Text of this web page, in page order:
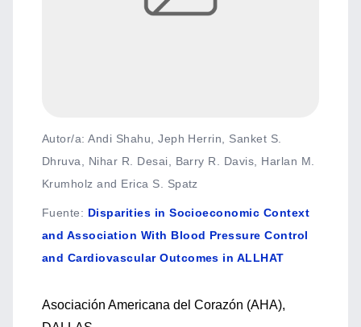
Autor/a: Andi Shahu, Jeph Herrin, Sanket S.
Dhruva, Nihar R. Desai, Barry R. Davis, Harlan M.
Krumholz and Erica S. Spatz
Fuente: Disparities in Socioeconomic Context
and Association With Blood Pressure Control
and Cardiovascular Outcomes in ALLHAT
Asociación Americana del Corazón (AHA),